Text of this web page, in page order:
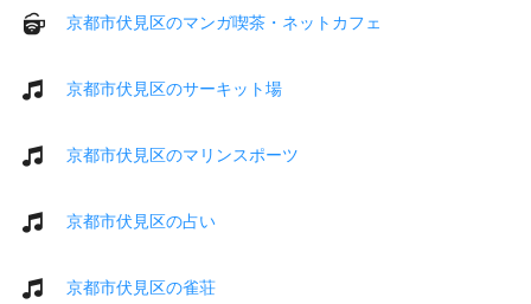
京都市伏見区のマンガ喫茶・ネットカフェ
京都市伏見区のサーキット場
京都市伏見区のマリンスポーツ
京都市伏見区の占い
京都市伏見区の雀荘